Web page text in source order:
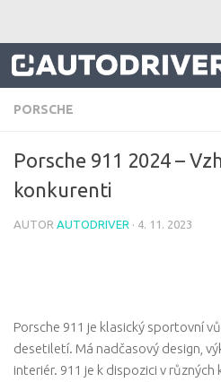
PORSCHE
Porsche 911 2024 –
konkurenti
AUTOR AUTODRIVER · 4. 11. 2023
Porsche 911 je klasický sportovní
desetiletí. Má nadčasový design,
interiér. 911 je k dispozici v